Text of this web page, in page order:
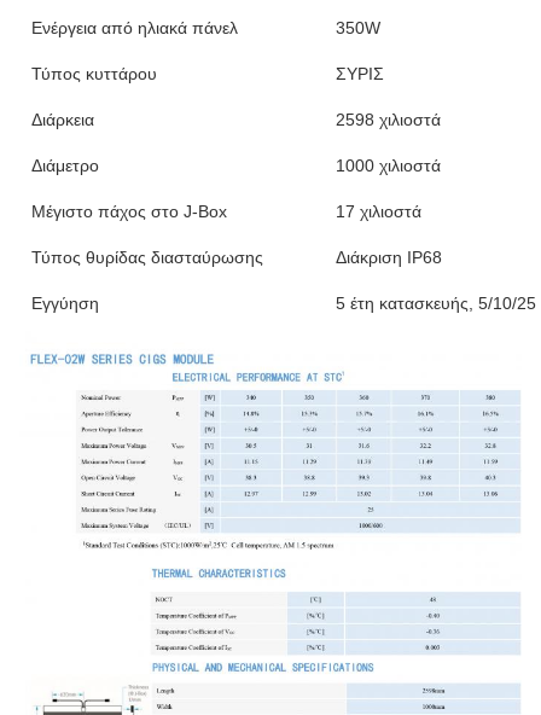
Ενέργεια από ηλιακά πάνελ 350W
Τύπος κυττάρου ΣΥΡΙΣ
Διάρκεια 2598 χιλιοστά
Διάμετρο 1000 χιλιοστά
Μέγιστο πάχος στο J-Box 17 χιλιοστά
Τύπος θυρίδας διασταύρωσης Διάκριση IP68
Εγγύηση 5 έτη κατασκευής, 5/10/25